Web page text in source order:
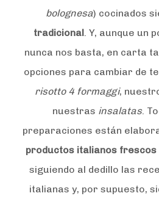
bolognesa) cocinados
tradicional. Y, aunque un
nunca nos basta, en carta
opciones para cambiar de
risotto 4 formaggi,
nuestras insalatas.
preparaciones están
productos italianos frescos
siguiendo al dedillo las
italianas y, por supuesto,